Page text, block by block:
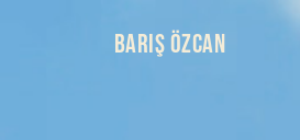
BARIŞ ÖZCAN